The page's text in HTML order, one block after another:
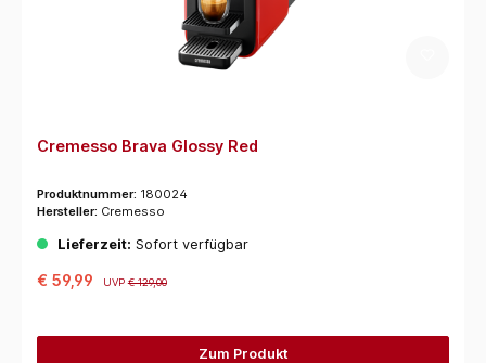
Cremesso Brava Glossy Red
Produktnummer: 180024
Hersteller: Cremesso
Lieferzeit: Sofort verfügbar
€ 59,99 UVP€ 129,00
Zum Produkt